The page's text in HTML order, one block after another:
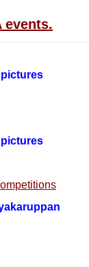
events.